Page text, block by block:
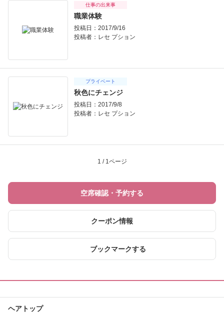
仕事の出来事
職業体験
投稿日：2017/9/16
投稿者： レセ プション
プライベート
秋色にチェンジ
投稿日：2017/9/8
投稿者： レセ プション
1 / 1ページ
空席確認・予約する
クーポン情報
ブックマークする
ヘアトップ